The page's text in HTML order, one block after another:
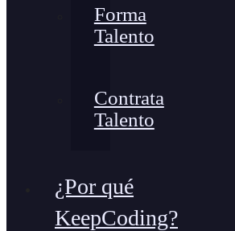
Forma
Talento
Contrata
Talento
¿Por qué
KeepCoding?